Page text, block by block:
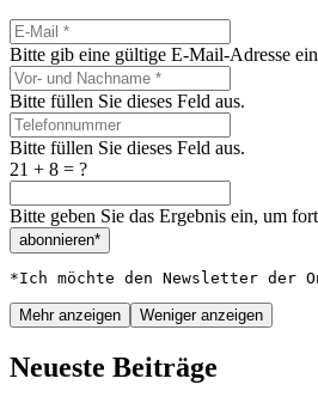
Bitte gib eine gültige E-Mail-Adresse
Bitte füllen Sie dieses Feld aus.
Bitte füllen Sie dieses Feld aus.
21 + 8 = ?
Bitte geben Sie das Ergebnis ein, um
abonnieren*
*Ich möchte den Newsletter der
Mehr anzeigen Weniger anzeigen
Neueste Beiträge